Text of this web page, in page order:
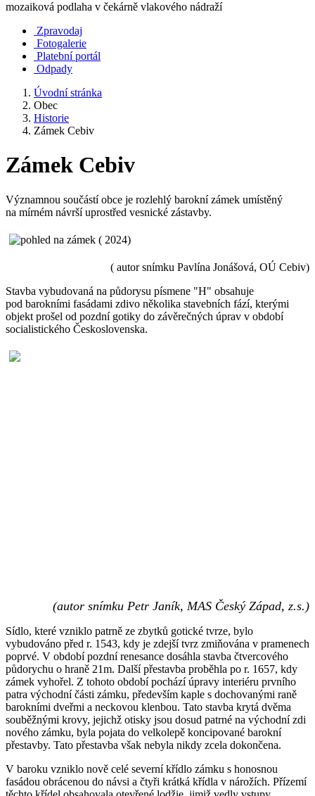
mozaiková podlaha v čekárně vlakového nádraží
Zpravodaj
Fotogalerie
Platební portál
Odpady
Úvodní stránka
Obec
Historie
Zámek Cebiv
Zámek Cebiv
Významnou součástí obce je rozlehlý barokní zámek umístěný
na mírném návrší uprostřed vesnické zástavby.
( autor snímku Pavlína Jonášová, OÚ Cebiv)
Stavba vybudovaná na půdorysu písmene "H" obsahuje
pod barokními fasádami zdivo několika stavebních fází, kterými
objekt prošel od pozdní gotiky do závěrečných úprav v období
socialistického Československa.
(autor snímku Petr Janík, MAS Český Západ, z.s.)
Sídlo, které vzniklo patrně ze zbytků gotické tvrze, bylo
vybudováno před r. 1543, kdy je zdejší tvrz zmiňována v pramenech
poprvé. V období pozdní renesance dosáhla stavba čtvercového
půdorychu o hraně 21m. Další přestavba proběhla po r. 1657, kdy
zámek vyhořel. Z tohoto období pochází úpravy interiéru prvního
patra východní části zámku, především kaple s dochovanými raně
barokními dveřmi a neckovou klenbou. Tato stavba krytá dvěma
souběžnými krovy, jejichž otisky jsou dosud patrné na východní zdi
nového zámku, byla pojata do velkolepě koncipované barokní
přestavby. Tato přestavba však nebyla nikdy zcela dokončena.
V baroku vzniklo nově celé severní křídlo zámku s honosnou
fasádou obrácenou do návsi a čtyři krátká křídla v nárožích. Přízemí